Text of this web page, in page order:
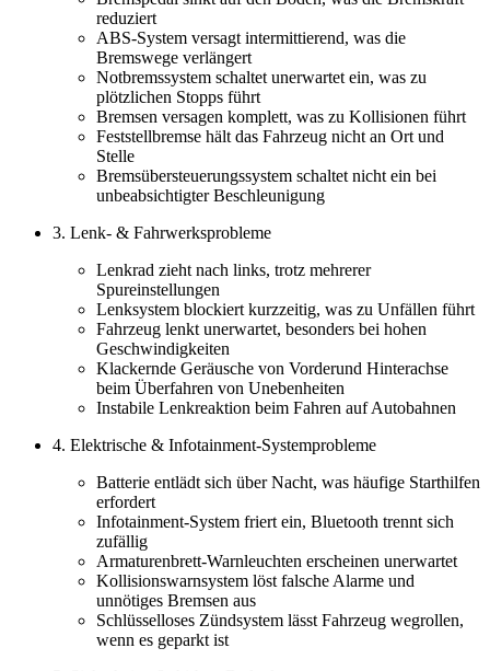
reduziert
ABS-System versagt intermittierend, was die
Bremswege verlängert
Notbremssystem schaltet unerwartet ein, was zu
plötzlichen Stopps führt
Bremsen versagen komplett, was zu Kollisionen führt
Feststellbremse hält das Fahrzeug nicht an Ort und
Stelle
Bremsübersteuerungssystem schaltet nicht ein bei
unbeabsichtigter Beschleunigung
3. Lenk- & Fahrwerksprobleme
Lenkrad zieht nach links, trotz mehrerer
Spureinstellungen
Lenksystem blockiert kurzzeitig, was zu Unfällen führt
Fahrzeug lenkt unerwartet, besonders bei hohen
Geschwindigkeiten
Klackernde Geräusche von Vorderund Hinterachse
beim Überfahren von Unebenheiten
Instabile Lenkreaktion beim Fahren auf Autobahnen
4. Elektrische & Infotainment-Systemprobleme
Batterie entlädt sich über Nacht, was häufige Starthilfen
erfordert
Infotainment-System friert ein, Bluetooth trennt sich
zufällig
Armaturenbrett-Warnleuchten erscheinen unerwartet
Kollisionswarnsystem löst falsche Alarme und
unnötiges Bremsen aus
Schlüsselloses Zündsystem lässt Fahrzeug wegrollen,
wenn es geparkt ist